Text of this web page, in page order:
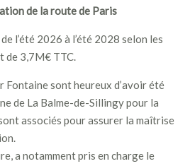
de la route de Paris
l’été 2026 à l’été 2028 selon les
de 3,7M€ TTC.
Fontaine sont heureux d’avoir été
de La Balme-de-Sillingy pour la
associés pour assurer la maîtrise
a notamment pris en charge le